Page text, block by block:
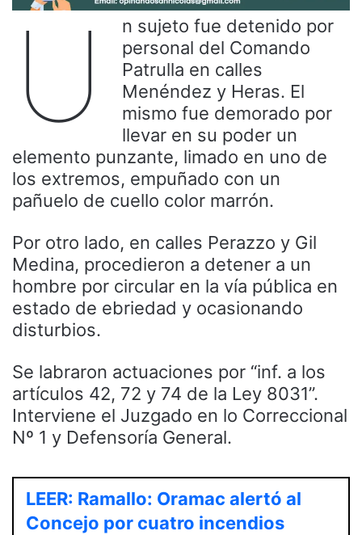
U
n sujeto fue detenido por
personal del Comando
Patrulla en calles
Menéndez y Heras. El
mismo fue demorado por
llevar en su poder un
elemento punzante, limado en uno de
los extremos, empuñado con un
pañuelo de cuello color marrón.
Por otro lado, en calles Perazzo y Gil
Medina, procedieron a detener a un
hombre por circular en la vía pública en
estado de ebriedad y ocasionando
disturbios.
Se labraron actuaciones por “inf. a los
artículos 42, 72 y 74 de la Ley 8031”.
Interviene el Juzgado en lo Correccional
Nº 1 y Defensoría General.
LEER: Ramallo: Oramac alertó al
Concejo por cuatro incendios